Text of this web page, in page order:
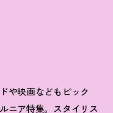
や映画などもピック
ニア特集。スタイリス